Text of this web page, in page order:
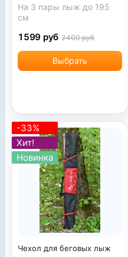
На 3 пары лыж до 195
см
Выбрать
1599 руб 2400 руб
-33%
Хит!
Новинка
Чехол для беговых лыж